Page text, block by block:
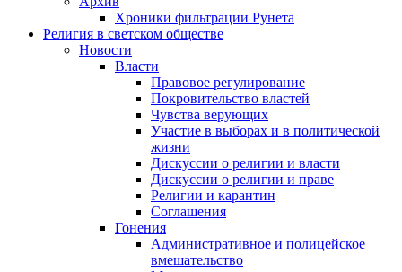
Хроники фильтрации Рунета
Религия в светском обществе
Новости
Власти
Правовое регулирование
Покровительство властей
Чувства верующих
Участие в выборах и в политической
жизни
Дискуссии о религии и власти
Дискуссии о религии и праве
Религии и карантин
Соглашения
Гонения
Административное и полицейское
вмешательство